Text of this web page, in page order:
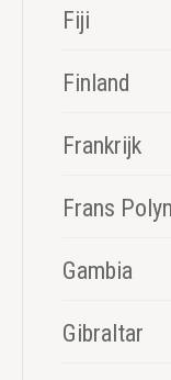
Fiji
Finland
Frankrijk
Frans
Gambia
Gibraltar